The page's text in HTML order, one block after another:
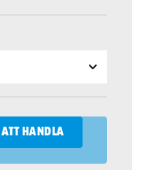
HANDLA